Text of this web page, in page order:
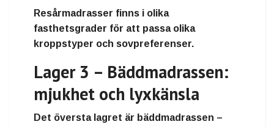
Resårmadrasser finns i olika
fasthetsgrader för att passa olika
kroppstyper och sovpreferenser.
Lager 3 – Bäddmadrassen:
mjukhet och lyxkänsla
Det översta lagret är bäddmadrassen –